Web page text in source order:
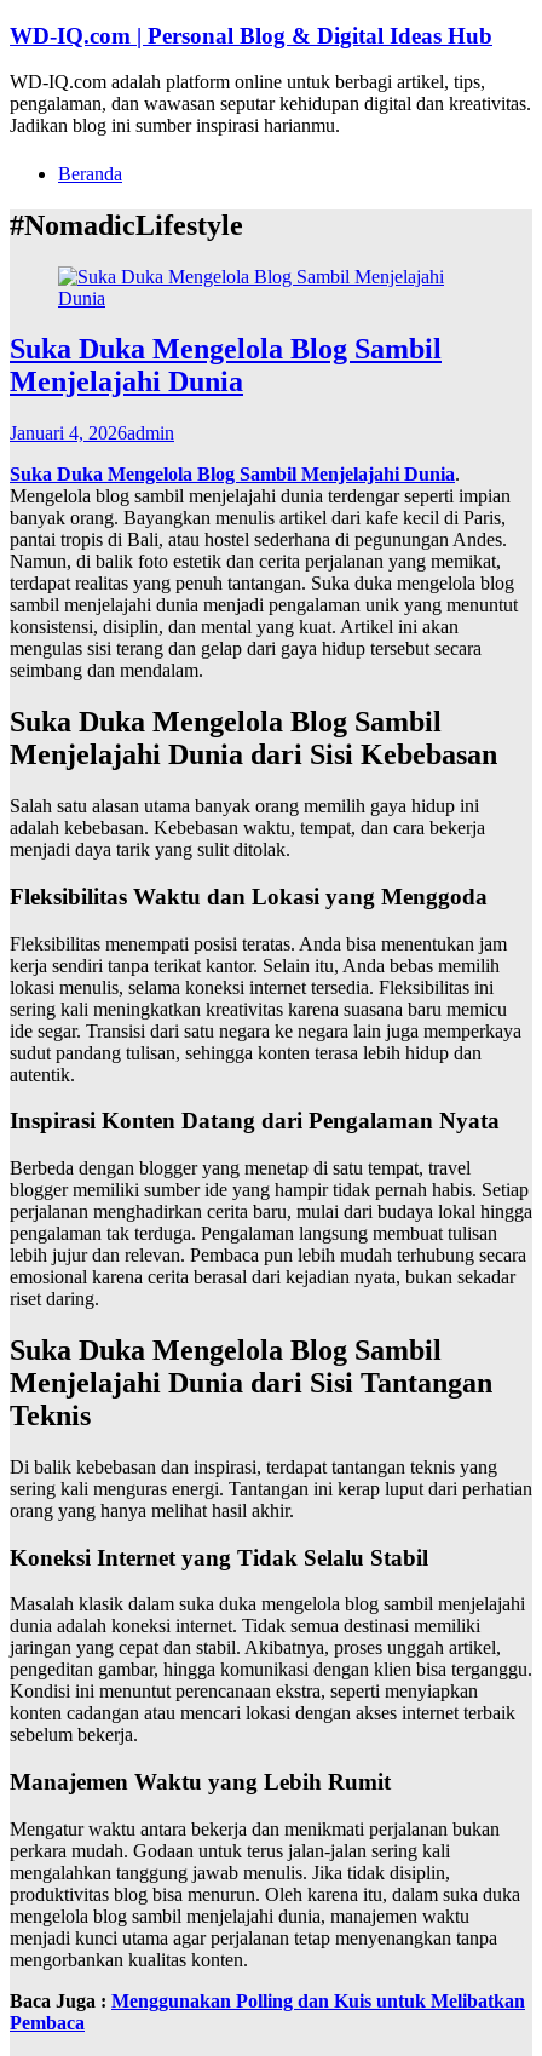
Lompat
konten
WD-IQ.com | Personal Blog & Digital Ideas Hub
WD-IQ.com adalah platform online untuk berbagi artikel, tips,
pengalaman, dan wawasan seputar kehidupan digital dan kreativitas.
Jadikan blog ini sumber inspirasi harianmu.
Beranda
#NomadicLifestyle
Suka Duka Mengelola Blog Sambil
Menjelajahi Dunia
Januari 4, 2026admin
Suka Duka Mengelola Blog Sambil Menjelajahi Dunia.
Mengelola blog sambil menjelajahi dunia terdengar seperti impian
banyak orang. Bayangkan menulis artikel dari kafe kecil di Paris,
pantai tropis di Bali, atau hostel sederhana di pegunungan Andes.
Namun, di balik foto estetik dan cerita perjalanan yang memikat,
terdapat realitas yang penuh tantangan. Suka duka mengelola blog
sambil menjelajahi dunia menjadi pengalaman unik yang menuntut
konsistensi, disiplin, dan mental yang kuat. Artikel ini akan
mengulas sisi terang dan gelap dari gaya hidup tersebut secara
seimbang dan mendalam.
Suka Duka Mengelola Blog Sambil
Menjelajahi Dunia dari Sisi Kebebasan
Salah satu alasan utama banyak orang memilih gaya hidup ini
adalah kebebasan. Kebebasan waktu, tempat, dan cara bekerja
menjadi daya tarik yang sulit ditolak.
Fleksibilitas Waktu dan Lokasi yang Menggoda
Fleksibilitas menempati posisi teratas. Anda bisa menentukan jam
kerja sendiri tanpa terikat kantor. Selain itu, Anda bebas memilih
lokasi menulis, selama koneksi internet tersedia. Fleksibilitas ini
sering kali meningkatkan kreativitas karena suasana baru memicu
ide segar. Transisi dari satu negara ke negara lain juga memperkaya
sudut pandang tulisan, sehingga konten terasa lebih hidup dan
autentik.
Inspirasi Konten Datang dari Pengalaman Nyata
Berbeda dengan blogger yang menetap di satu tempat, travel
blogger memiliki sumber ide yang hampir tidak pernah habis. Setiap
perjalanan menghadirkan cerita baru, mulai dari budaya lokal hingga
pengalaman tak terduga. Pengalaman langsung membuat tulisan
lebih jujur dan relevan. Pembaca pun lebih mudah terhubung secara
emosional karena cerita berasal dari kejadian nyata, bukan sekadar
riset daring.
Suka Duka Mengelola Blog Sambil
Menjelajahi Dunia dari Sisi Tantangan
Teknis
Di balik kebebasan dan inspirasi, terdapat tantangan teknis yang
sering kali menguras energi. Tantangan ini kerap luput dari perhatian
orang yang hanya melihat hasil akhir.
Koneksi Internet yang Tidak Selalu Stabil
Masalah klasik dalam suka duka mengelola blog sambil menjelajahi
dunia adalah koneksi internet. Tidak semua destinasi memiliki
jaringan yang cepat dan stabil. Akibatnya, proses unggah artikel,
pengeditan gambar, hingga komunikasi dengan klien bisa terganggu.
Kondisi ini menuntut perencanaan ekstra, seperti menyiapkan
konten cadangan atau mencari lokasi dengan akses internet terbaik
sebelum bekerja.
Manajemen Waktu yang Lebih Rumit
Mengatur waktu antara bekerja dan menikmati perjalanan bukan
perkara mudah. Godaan untuk terus jalan-jalan sering kali
mengalahkan tanggung jawab menulis. Jika tidak disiplin,
produktivitas blog bisa menurun. Oleh karena itu, dalam suka duka
mengelola blog sambil menjelajahi dunia, manajemen waktu
menjadi kunci utama agar perjalanan tetap menyenangkan tanpa
mengorbankan kualitas konten.
Baca Juga : Menggunakan Polling dan Kuis untuk Melibatkan
Pembaca